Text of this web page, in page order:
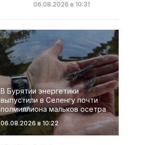
06.08.2026 в 10:31
В Бурятии энергетики
выпустили в Селенгу почти
полмиллиона мальков осетра
06.08.2026 в 10:22